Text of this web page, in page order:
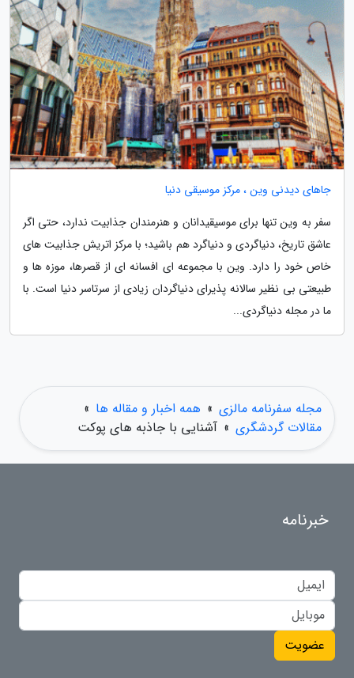
جاهای دیدنی وین ، مرکز موسیقی دنیا
سفر به وین تنها برای موسیقیدانان و هنرمندان جذابیت ندارد، حتی اگر
عاشق تاریخ، دنیاگردی و دنیاگرد هم باشید؛ با مرکز اتریش جذابیت های
خاص خود را دارد. وین با مجموعه ای افسانه ای از قصرها، موزه ها و
طبیعتی بی نظیر سالانه پذیرای دنیاگردان زیادی از سرتاسر دنیا است. با
ما در مجله دنیاگردی...
مجله سفرنامه مالزی » همه اخبار و مقاله ها »
مقالات گردشگری » آشنایی با جاذبه های پوکت
خبرنامه
عضویت